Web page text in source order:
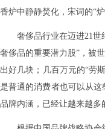
香炉中静静焚化，宋词的“
奢侈品行业在迈进21
奢侈品的重要潜力股”，被
出好几块；几百万元的“劳
是普通的消费者也可以从
品牌内涵，已经让越来越